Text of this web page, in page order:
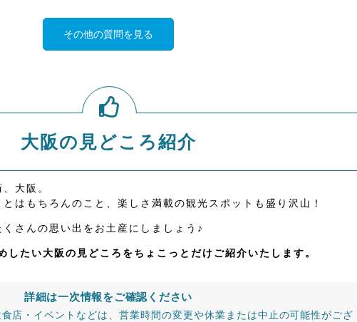
その他の質問を見る
大阪の見どころ紹介
大阪。
はもちろんのこと、楽しさ満載の観光スポットも盛り沢山！
さんの思い出をお土産にしましょう♪
たい大阪の見どころをちょこっとだけご紹介いたします。
詳細は一次情報をご確認ください
店・イベントなどは、営業時間の変更や休業または中止の可能性がござ